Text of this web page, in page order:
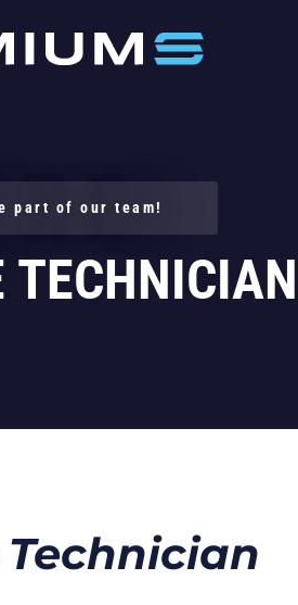
part of our team!
TECHNICIAN